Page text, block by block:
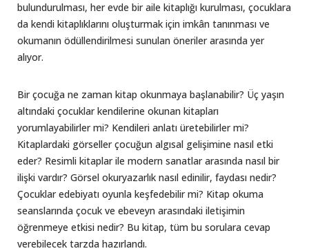
bulundurulması, her evde bir aile kitaplığı kurulması, çocuklara
da kendi kitaplıklarını oluşturmak için imkân tanınması ve
okumanın ödüllendirilmesi sunulan öneriler arasında yer
alıyor.
Bir çocuğa ne zaman kitap okunmaya başlanabilir? Üç yaşın
altındaki çocuklar kendilerine okunan kitapları
yorumlayabilirler mi? Kendileri anlatı üretebilirler mi?
Kitaplardaki görseller çocuğun algısal gelişimine nasıl etki
eder? Resimli kitaplar ile modern sanatlar arasında nasıl bir
ilişki vardır? Görsel okuryazarlık nasıl edinilir, faydası nedir?
Çocuklar edebiyatı oyunla keşfedebilir mi? Kitap okuma
seanslarında çocuk ve ebeveyn arasındaki iletişimin
öğrenmeye etkisi nedir? Bu kitap, tüm bu sorulara cevap
verebilecek tarzda hazırlandı.